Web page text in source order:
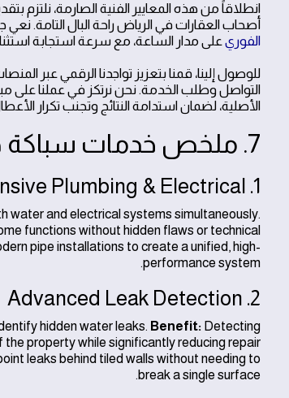
انطلاقاً من هذه المعايير الفنية الصارمة، نلتزم
أصحاب العقارات في الرياض راحة البال التامة.
الفوري على مدار الساعة، مع سرعة استجابة
التواصل وطلب الخدمة. نحن نرتكز في عملنا على
الأصلية، لضمان استدامة النتائج وتجنب تكرار
7. ملخص خدمات سباكة حي الياسمين
1. Comprehensive Plumbing & Electrical
and electrical systems simultaneously.
functions without hidden flaws or technical
pipe installations to create a unified, high-
performance system.
2. Advanced Leak Detection
hidden water leaks. Benefit:Detecting
property while significantly reducing repair
leaks behind tiled walls without needing to
break a single surface.